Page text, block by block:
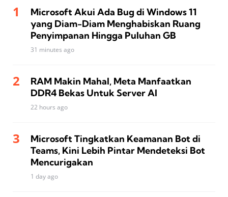
Microsoft Akui Ada Bug di Windows 11
yang Diam-Diam Menghabiskan Ruang
Penyimpanan Hingga Puluhan GB
31 minutes ago
RAM Makin Mahal, Meta Manfaatkan
DDR4 Bekas Untuk Server AI
22 hours ago
Microsoft Tingkatkan Keamanan Bot di
Teams, Kini Lebih Pintar Mendeteksi Bot
Mencurigakan
1 day ago